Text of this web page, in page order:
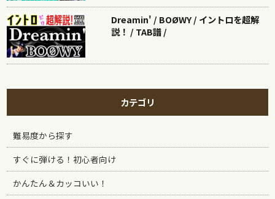
Dreamin' / BOØWY / イントロを超解
説！ / TAB譜 /
カテゴリ
難易度から探す
すぐに弾ける！初心者向け
かんたん＆カッコいい！